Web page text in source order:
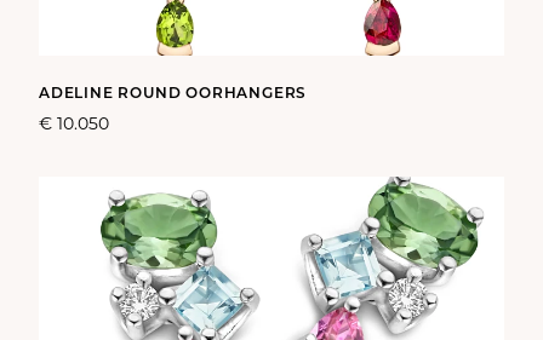
ADELINE ROUND OORHANGERS
€ 10.050